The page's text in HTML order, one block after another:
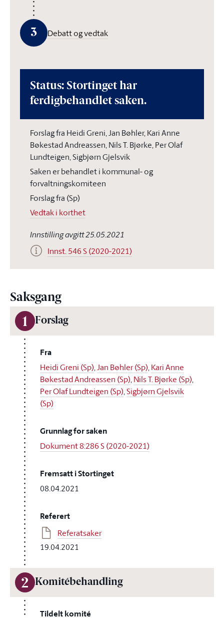
3 Debatt og vedtak
Status: Stortinget har
ferdigbehandlet saken.
Forslag fra Heidi Greni, Jan Bøhler, Kari Anne
Bøkestad Andreassen, Nils T. Bjørke, Per Olaf
Lundteigen, Sigbjørn Gjelsvik
Saken er behandlet i kommunal- og
forvaltningskomiteen
Forslag fra (Sp)
Vedtak i korthet
Innstilling avgitt 25.05.2021
Innst. 546 S (2020-2021)
Saksgang
1 Forslag
Fra
Heidi Greni (Sp),Jan Bøhler (Sp),Kari Anne
Bøkestad Andreassen (Sp),Nils T. Bjørke (Sp),
Per Olaf Lundteigen (Sp),Sigbjørn Gjelsvik
(Sp)
Grunnlag for saken
Dokument 8:286 S (2020-2021)
Fremsatt i Stortinget
08.04.2021
Referert
Referatsaker
19.04.2021
2 Komitébehandling
Tildelt komité